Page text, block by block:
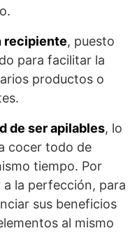
recipiente, puesto
para facilitar la
productos o
de ser apilables, lo
cocer todo de
tiempo. Por
la perfección, para
sus beneficios
al mismo